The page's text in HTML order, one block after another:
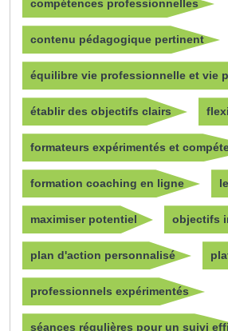
compétences professionnelles
contenu pédagogique pertinent
équilibre vie professionnelle et vie
établir des objectifs clairs
formateurs expérimentés et
formation coaching en ligne
maximiser potentiel objectifs
plan d'action personnalisé
professionnels expérimentés
séances régulières pour un suivi